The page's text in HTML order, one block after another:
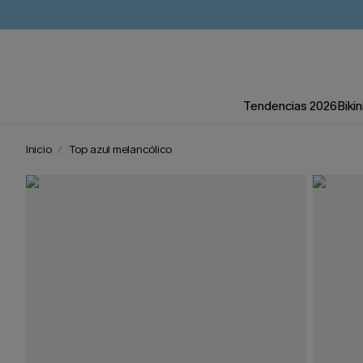
Tendencias 2026
Inicio Top azul melancólico